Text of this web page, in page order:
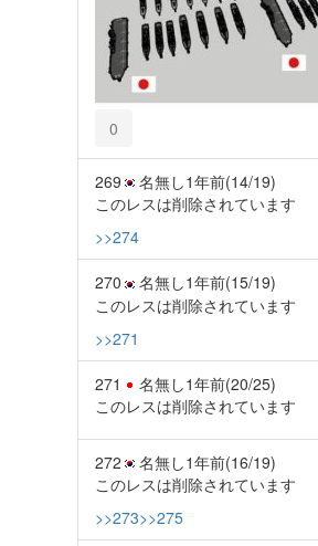
0
269 名無し1年前(14/19)
このレスは削除されています
>>274
270 名無し1年前(15/19)
このレスは削除されています
>>271
271 名無し1年前(20/25)
このレスは削除されています
272 名無し1年前(16/19)
このレスは削除されています
>>273>>275